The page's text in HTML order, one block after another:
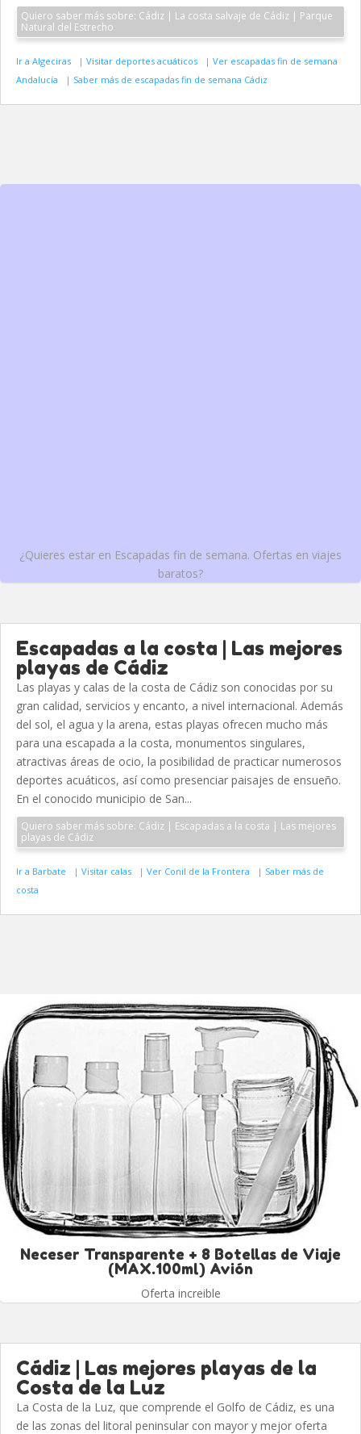
Quiero saber más sobre: Cádiz | La costa salvaje de Cádiz | Parque
Natural del Estrecho
Ir a Algeciras | Visitar deportes acuáticos | Ver escapadas fin de semana
Andalucía
| Saber más de escapadas fin de semana Cádiz
¿Quieres estar en Escapadas fin de semana. Ofertas en viajes
baratos?
Escapadas a la costa | Las mejores
playas de Cádiz
Las playas y calas de la costa de Cádiz son conocidas por su
gran calidad, servicios y encanto, a nivel internacional. Además
del sol, el agua y la arena, estas playas ofrecen mucho más
para una escapada a la costa, monumentos singulares,
atractivas áreas de ocio, la posibilidad de practicar numerosos
deportes acuáticos, así como presenciar paisajes de ensueño.
En el conocido municipio de San...
Quiero saber más sobre: Cádiz | Escapadas a la costa | Las mejores
playas de Cádiz
Ir a Barbate | Visitar calas | Ver Conil de la Frontera | Saber más de
costa
Neceser Transparente + 8 Botellas de Viaje
(MAX.100ml) Avión
Oferta increible
Cádiz | Las mejores playas de la
Costa de la Luz
La Costa de la Luz, que comprende el Golfo de Cádiz, es una
de las zonas del litoral peninsular con mayor y mejor oferta